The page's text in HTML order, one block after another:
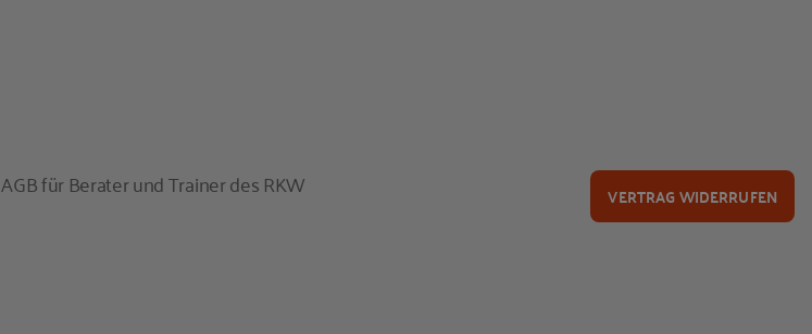
AGB für Berater und Trainer des RKW VERTRAG WIDERRUFEN